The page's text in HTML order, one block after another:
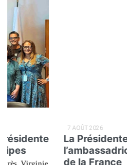
La Présidente Ruffenach
l’ambassadrice
de la France